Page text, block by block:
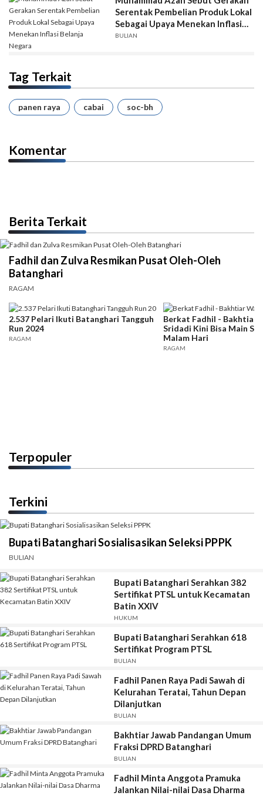
Serentak Pembelian Produk Lokal
Sebagai Upaya Menekan Inflasi
Belanja Negara
BULIAN
Tag Terkait
panen raya cabai soc-bh
Komentar
Berita Terkait
Fadhil dan Zulva Resmikan Pusat Oleh-Oleh
Batanghari
RAGAM
2.537 Pelari Ikuti Batanghari Tangguh
Run 2024
RAGAM
Berkat Fadhil - Bakhtiar
Sridadi Kini Bisa Main
Malam Hari
RAGAM
Terpopuler
Terkini
Bupati Batanghari Sosialisasikan Seleksi PPPK
BULIAN
Bupati Batanghari Serahkan 382
Sertifikat PTSL untuk Kecamatan
Batin XXIV
HUKUM
Bupati Batanghari Serahkan 618
Sertifikat Program PTSL
BULIAN
Fadhil Panen Raya Padi Sawah di
Kelurahan Teratai, Tahun Depan
Dilanjutkan
BULIAN
Bakhtiar Jawab Pandangan Umum
Fraksi DPRD Batanghari
BULIAN
Fadhil Minta Anggota Pramuka
Jalankan Nilai-nilai Dasa Dharma